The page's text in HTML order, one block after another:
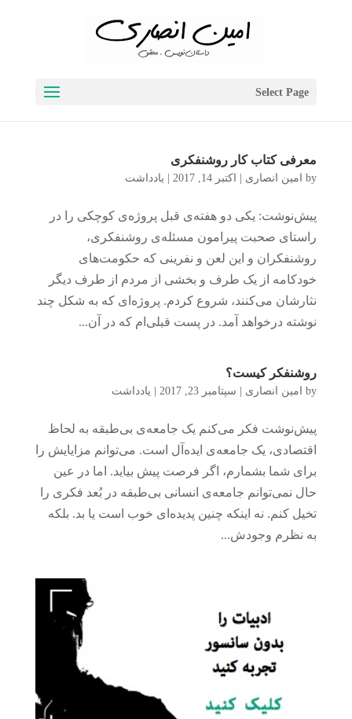
Select Page
معرفی کتاب کار روشنفکری
by امین انصاری اکتبر 14, 2017 | یادداشت
پیش‌نوشت: یکی دو هفته‌ی قبل پروژه‌ی کوچکی را در
راستای صحبت پیرامون مسئله‌ی روشنفکری،
روشنفکران و این لعن و نفرینی که حکومت‌های
خودکامه از یک طرف و بخشی از مردم از طرف دیگر
نثارشان می‌کنند، شروع کردم. پروژه‌ای که به شکل چند
نوشته درخواهد آمد. در پست قبلی‌ام که در آن...
روشنفکر کیست؟
by امین انصاری سپتامبر 23, 2017 | یادداشت
پیش‌نوشت فکر می‌کنم یک جامعه‌ی بی‌طبقه به لحاظ
اقتصادی، یک جامعه‌ی ایده‌آل است. می‌توانم مزایایش را
برای شما بشمارم، اگر فرصت پیش بیاید. اما در عین
حال نمی‌توانم جامعه‌ی انسانی بی‌طبقه در بُعد فکری را
تخیل کنم. نه اینکه چنین پدیده‌ای خوب است یا بد. بلکه
به نظرم وجودش...